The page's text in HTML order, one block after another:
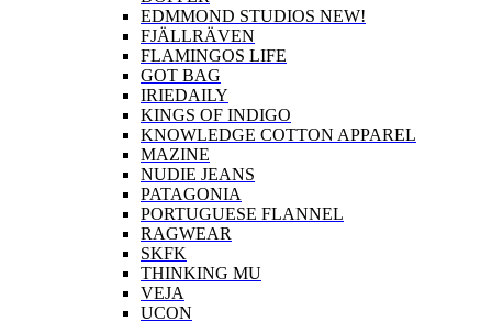
EDMMOND STUDIOS NEW!
FJÄLLRÄVEN
FLAMINGOS LIFE
GOT BAG
IRIEDAILY
KINGS OF INDIGO
KNOWLEDGE COTTON APPAREL
MAZINE
NUDIE JEANS
PATAGONIA
PORTUGUESE FLANNEL
RAGWEAR
SKFK
THINKING MU
VEJA
UCON